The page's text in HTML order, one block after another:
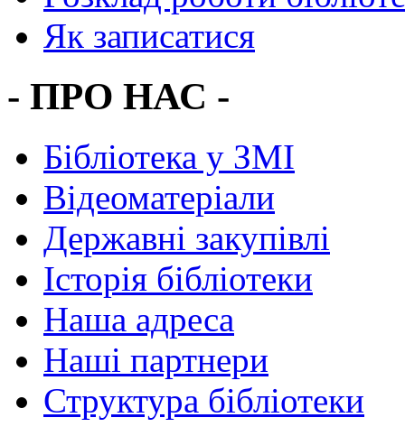
Як записатися
- ПРО НАС -
Бібліотека у ЗМІ
Відеоматеріали
Державні закупівлі
Історія бібліотеки
Наша адреса
Наші партнери
Структура бібліотеки